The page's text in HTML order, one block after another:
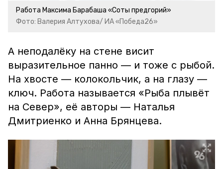
Работа Максима Барабаша «Соты предгорий»
Фото: Валерия Алтухова/ ИА «Победа26»
А неподалёку на стене висит
выразительное панно — и тоже с рыбой.
На хвосте — колокольчик, а на глазу —
ключ. Работа называется «Рыба плывёт
на Север», её авторы — Наталья
Дмитриенко и Анна Брянцева.